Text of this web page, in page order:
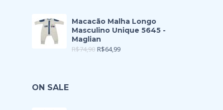
Macacão Malha Longo
Masculino Unique 5645 -
Maglian
R$74,90 R$64,99
ON SALE